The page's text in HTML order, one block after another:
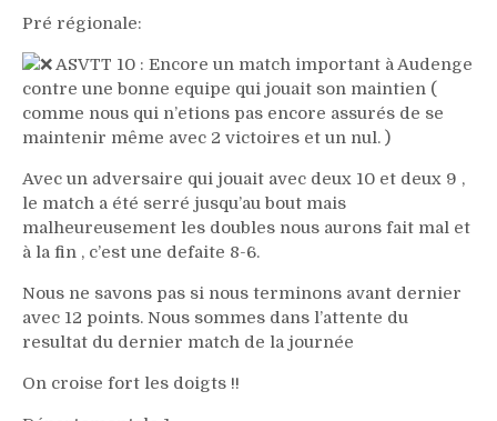
Pré régionale:
ASVTT 10 : Encore un match important à Audenge
contre une bonne equipe qui jouait son maintien (
comme nous qui n’etions pas encore assurés de se
maintenir même avec 2 victoires et un nul. )
Avec un adversaire qui jouait avec deux 10 et deux 9 ,
le match a été serré jusqu’au bout mais
malheureusement les doubles nous aurons fait mal et
à la fin , c’est une defaite 8-6.
Nous ne savons pas si nous terminons avant dernier
avec 12 points. Nous sommes dans l’attente du
resultat du dernier match de la journée
On croise fort les doigts !!